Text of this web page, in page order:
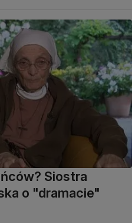
Siostra
o "dramacie"